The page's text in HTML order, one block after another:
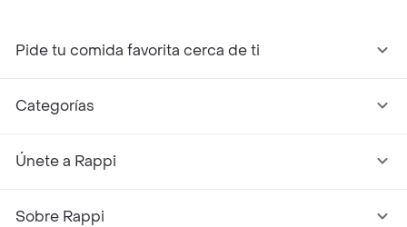
Pide tu comida favorita cerca de ti
Categorías
Únete a Rappi
Sobre Rappi